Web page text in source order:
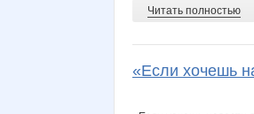
Читать полностью
«Если хочешь